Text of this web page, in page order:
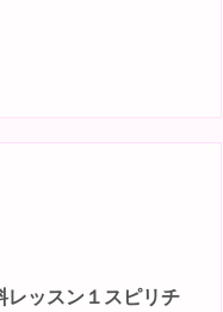
ッスン１スピリチ